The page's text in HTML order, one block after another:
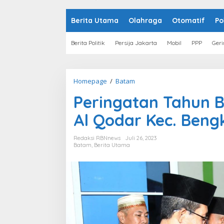
Berita Utama Olahraga Otomatif
Berita Politik Persija Jakarta Mobil PPP
Homepage / Batam
r
i
n
g
a
n
u
n
B
Peringatan Tahun
Al Qodar Kec.
Redaksi RBNnews
Juli 26, 2023
Batam Berita Utama